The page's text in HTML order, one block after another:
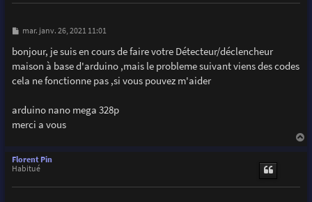
M
s
s
a
g
e
mar. janv. 26, 2021 11:01
bonjour, je suis en cours de faire votre Détecteur/déclencheur
maison à base d'arduino ,mais le probleme suivant viens des codes
cela ne fonctionne pas ,si vous pouvez m'aider
arduino nano mega 328p
merci a vous
Florent Pin
Habitué